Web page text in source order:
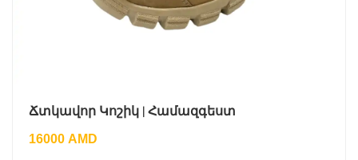
Ճտկավոր Կոշիկ | Համազգեստ
16000 AMD